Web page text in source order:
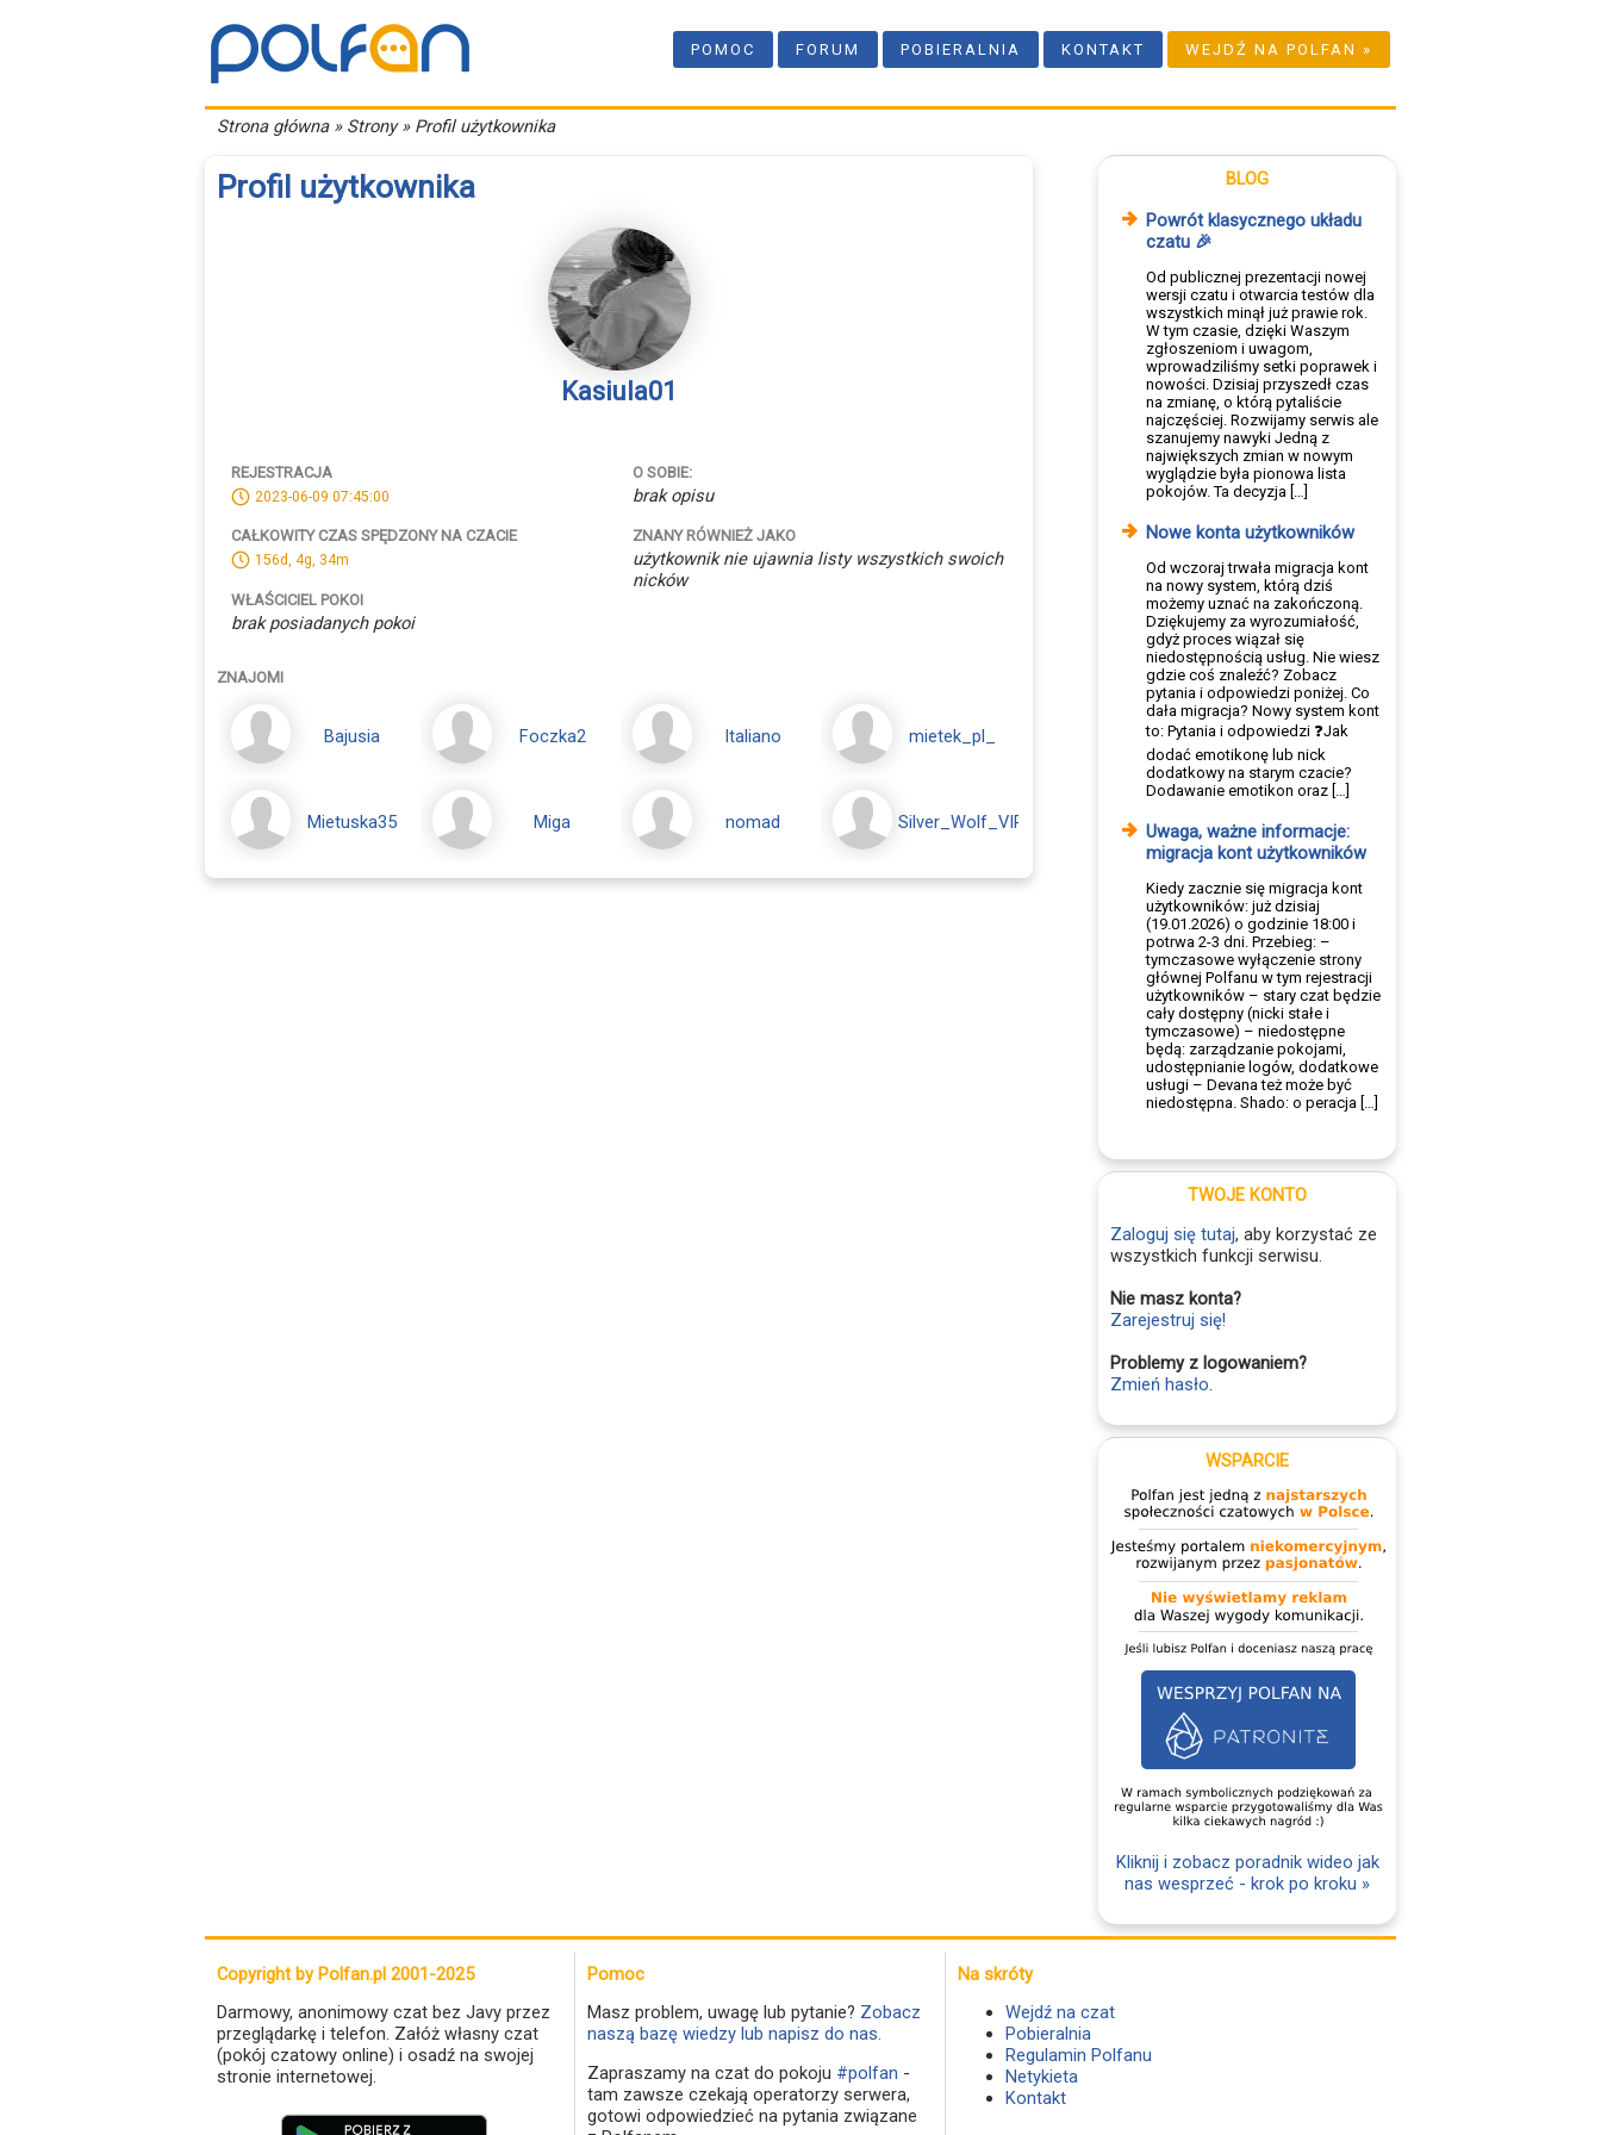
POMOC FORUM POBIERALNIA KONTAKT WEJDŹ NA POLFAN »
Strona główna» Strony » Profil użytkownika
Profil użytkownika
Kasiula01
REJESTRACJA
2023-06-09 07:45:00
CAŁKOWITY CZAS SPĘDZONY NA CZACIE
156d, 4g, 34m
WŁAŚCICIEL POKOI
brak posiadanych pokoi
O SOBIE:
brak opisu
ZNANY RÓWNIEŻ JAKO
użytkownik nie ujawnia listy wszystkich swoich
nicków
ZNAJOMI
Bajusia Foczka2 Italiano mietek_pl_
Mietuska35 Miga nomad Silver_Wolf_VIP
BLOG
Powrót klasycznego układu
czatu 🎉
Od publicznej prezentacji nowej
wersji czatu i otwarcia testów dla
wszystkich minął już prawie rok.
W tym czasie, dzięki Waszym
zgłoszeniom i uwagom,
wprowadziliśmy setki poprawek i
nowości. Dzisiaj przyszedł czas
na zmianę, o którą pytaliście
najczęściej. Rozwijamy serwis ale
szanujemy nawyki Jedną z
największych zmian w nowym
wyglądzie była pionowa lista
pokojów. Ta decyzja […]
Nowe konta użytkowników
Od wczoraj trwała migracja kont
na nowy system, którą dziś
możemy uznać na zakończoną.
Dziękujemy za wyrozumiałość,
gdyż proces wiązał się
niedostępnością usług. Nie wiesz
gdzie coś znaleźć? Zobacz
pytania i odpowiedzi poniżej. Co
dała migracja? Nowy system kont
to: Pytania i odpowiedzi ❓Jak
dodać emotikonę lub nick
dodatkowy na starym czacie?
Dodawanie emotikon oraz […]
Uwaga, ważne informacje:
migracja kont użytkowników
Kiedy zacznie się migracja kont
użytkowników: już dzisiaj
(19.01.2026) o godzinie 18:00 i
potrwa 2-3 dni. Przebieg: –
tymczasowe wyłączenie strony
głównej Polfanu w tym rejestracji
użytkowników – stary czat będzie
cały dostępny (nicki stałe i
tymczasowe) – niedostępne
będą: zarządzanie pokojami,
udostępnianie logów, dodatkowe
usługi – Devana też może być
niedostępna. Shado: o peracja […]
TWOJE KONTO
Zaloguj się tutaj, aby korzystać ze
wszystkich funkcji serwisu.
Nie masz konta?
Zarejestruj się!
Problemy z logowaniem?
Zmień hasło.
WSPARCIE
Kliknij i zobacz poradnik wideo jak
nas wesprzeć - krok po kroku »
Copyright by Polfan.pl 2001-2025
Darmowy, anonimowy czat bez Javy przez
przeglądarkę i telefon. Załóż własny czat
(pokój czatowy online) i osadź na swojej
stronie internetowej.
Pomoc
Masz problem, uwagę lub pytanie? Zobacz
naszą bazę wiedzy lub napisz do nas.
Zapraszamy na czat do pokoju #polfan -
tam zawsze czekają operatorzy serwera,
gotowi odpowiedzieć na pytania związane
Na skróty
Wejdź na czat
Pobieralnia
Regulamin Polfanu
Netykieta
Kontakt